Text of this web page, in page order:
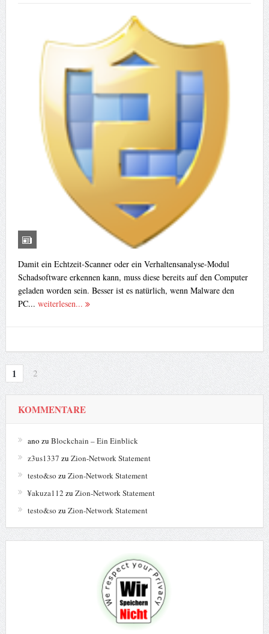
Damit ein Echtzeit-Scanner oder ein Verhaltensanalyse-Modul
Schadsoftware erkennen kann, muss diese bereits auf den Computer
geladen worden sein. Besser ist es natürlich, wenn Malware den
PC... weiterlesen...
1 2
KOMMENTARE
ano zu Blockchain – Ein Einblick
z3us1337 zu Zion-Network Statement
testo&so zu Zion-Network Statement
¥akuza112 zu Zion-Network Statement
testo&so zu Zion-Network Statement